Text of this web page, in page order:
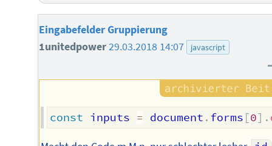
Eingabefelder Gruppierung
1unitedpower29.03.2018 14:07 javascript
const inputs = document . forms [0] .